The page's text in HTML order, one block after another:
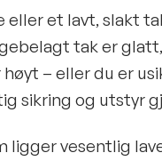
et lavt, slakt
tak er
– eller du er
sikring og utstyr
ligger vesentlig